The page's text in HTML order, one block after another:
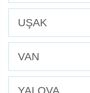
UŞAK
VAN
YALOVA